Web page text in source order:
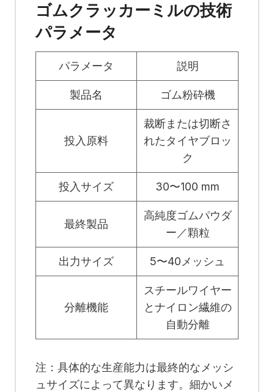
ゴムクラッカーミルの技術
パラメータ
パラメータ 説明
製品名 ゴム粉砕機
投入原料
裁断または切断さ
れたタイヤブロッ
ク
投入サイズ 30〜100 mm
最終製品
高純度ゴムパウダ
ー／顆粒
出力サイズ 5〜40メッシュ
分離機能
スチールワイヤー
とナイロン繊維の
自動分離
注：具体的な生産能力は最終的なメッシ
ュサイズによって異なります。細かいメ